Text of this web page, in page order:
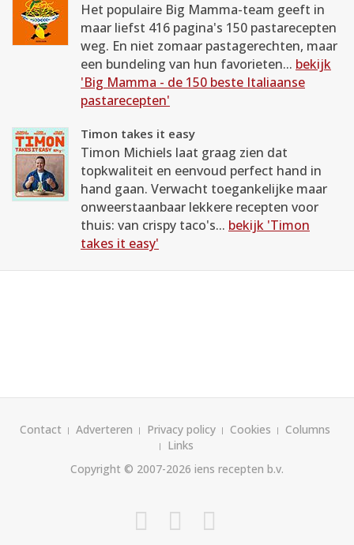
Het populaire Big Mamma-team geeft in
maar liefst 416 pagina's 150 pastarecepten
weg. En niet zomaar pastagerechten, maar
een bundeling van hun favorieten... bekijk
'Big Mamma - de 150 beste Italiaanse
pastarecepten'
Timon takes it easy
Timon Michiels laat graag zien dat
topkwaliteit en eenvoud perfect hand in
hand gaan. Verwacht toegankelijke maar
onweerstaanbaar lekkere recepten voor
thuis: van crispy taco's... bekijk 'Timon
takes it easy'
Contact Adverteren Privacy policy Cookies
Columns
Links
Copyright © 2007-2026 iens recepten b.v.